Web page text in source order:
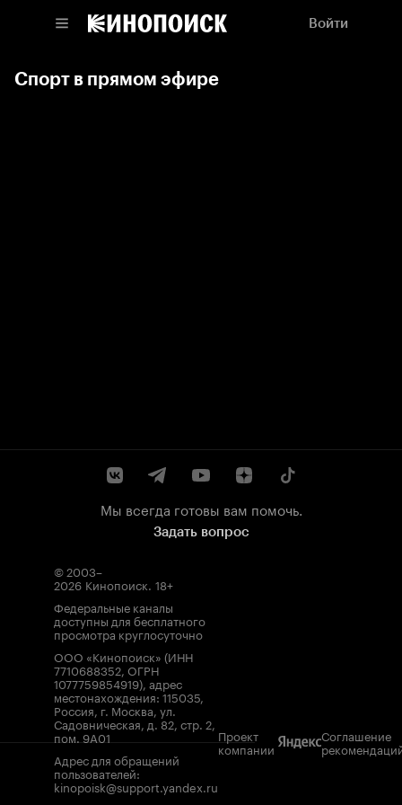
Войти
Спорт в прямом эфире
Мы всегда готовы вам помочь.
Задать вопрос
© 2003–
2026 Кинопоиск. 18+
Федеральные каналы
доступны для бесплатного
просмотра круглосуточно
ООО «Кинопоиск» (ИНН
7710688352, ОГРН
1077759854919), адрес
местонахождения: 115035,
Россия, г. Москва, ул.
Садовническая, д. 82, стр. 2,
пом. 9А01
Адрес для обращений
пользователей:
kinopoisk@support.yandex.ru
Проект
компании
Соглашение